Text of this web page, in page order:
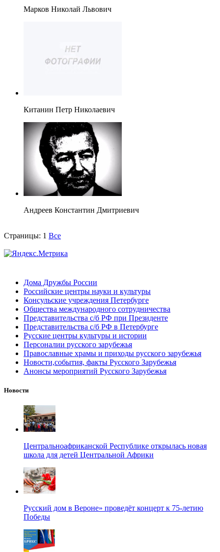
Марков Николай Львович
Китанин Петр Николаевич
Андреев Константин Дмитриевич
Страницы: 1 Все
Дома Дружбы России
Российские центры науки и культуры
Консульские учреждения Петербурге
Общества международного сотрудничества
Представительства с/б РФ при Президенте
Представительства с/б РФ в Петербурге
Русские центры культуры и истории
Персоналии русского зарубежья
Православные храмы и приходы русского зарубежья
Новости,события, факты Русского Зарубежья
Анонсы мероприятий Русского Зарубежья
Новости
Центральноафриканской Республике открылась новая
школа для детей Центральной Африки
Русский дом в Вероне» проведёт концерт к 75-летию
Победы